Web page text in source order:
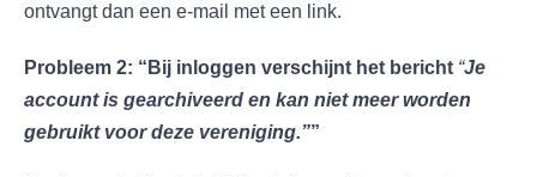
ontvangt dan een e-mail met een link.
Probleem 2: “Bij inloggen verschijnt het bericht “Je
account is gearchiveerd en kan niet meer worden
gebruikt voor deze vereniging.””